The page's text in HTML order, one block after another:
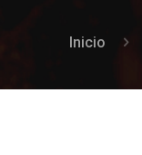
Inicio